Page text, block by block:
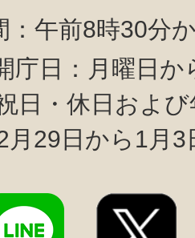
：午前8時30分
庁日：月曜日か
日・休日およ
月29日から1月